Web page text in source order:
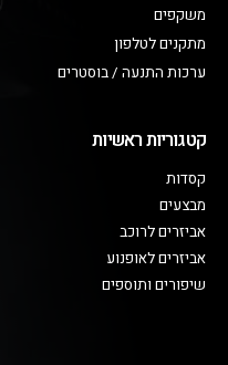
משקפים
מתקנים לטלפון
ערכות התנעה / בוסטרים
קטגוריות ראשיות
קסדות
מבצעים
אביזרים לרוכב
אביזרים לאופנוע
שיפורים ותוספים